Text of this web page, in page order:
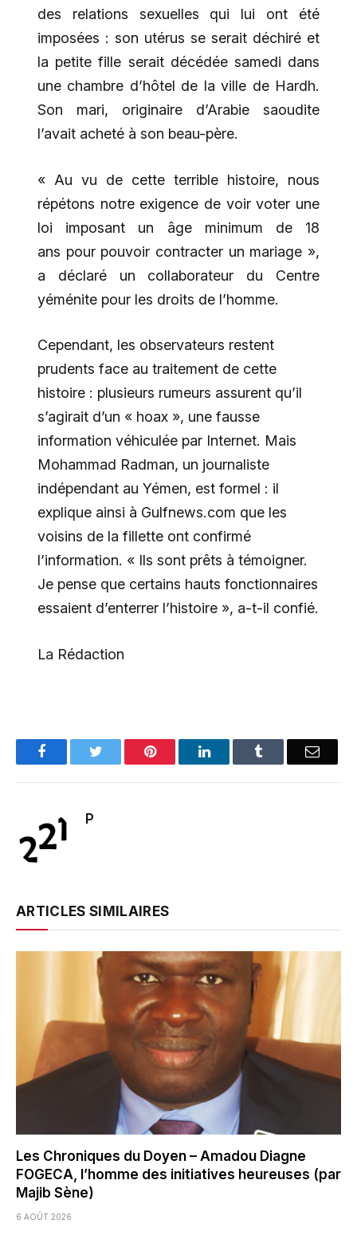
des relations sexuelles qui lui ont été
imposées : son utérus se serait déchiré et
la petite fille serait décédée samedi dans
une chambre d’hôtel de la ville de Hardh.
Son mari, originaire d’Arabie saoudite
l’avait acheté à son beau-père.
« Au vu de cette terrible histoire, nous
répétons notre exigence de voir voter une
loi imposant un âge minimum de 18
ans pour pouvoir contracter un mariage »,
a déclaré un collaborateur du Centre
yéménite pour les droits de l’homme.
Cependant, les observateurs restent
prudents face au traitement de cette
histoire : plusieurs rumeurs assurent qu’il
s’agirait d’un « hoax », une fausse
information véhiculée par Internet. Mais
Mohammad Radman, un journaliste
indépendant au Yémen, est formel : il
explique ainsi à Gulfnews.com que les
voisins de la fillette ont confirmé
l’information. « Ils sont prêts à témoigner.
Je pense que certains hauts fonctionnaires
essaient d’enterrer l’histoire », a-t-il confié.
La Rédaction
FacebookTwitter Pinterest LinkedInTumblr Email
P
ARTICLES SIMILAIRES
Les Chroniques du Doyen – Amadou Diagne
FOGECA, l’homme des initiatives heureuses (par
Majib Sène)
6 AOÛT 2026